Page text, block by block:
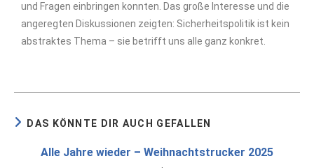
und Fragen einbringen konnten. Das große Interesse und die
angeregten Diskussionen zeigten: Sicherheitspolitik ist kein
abstraktes Thema – sie betrifft uns alle ganz konkret.
DAS KÖNNTE DIR AUCH GEFALLEN
Alle Jahre wieder – Weihnachtstrucker 2025